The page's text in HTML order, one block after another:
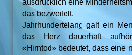
ausdrücklich eine
das bezweifelt.
Jahrhundertelang galt ein
das Herz dauerhaft
«Hirntod» bedeutet, dass eine